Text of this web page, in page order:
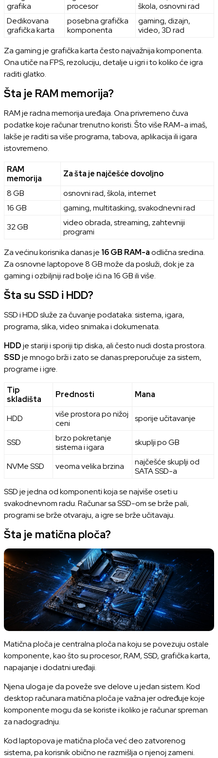
grafika
procesor
škola, osnovni rad
Dedikovana
grafička karta
posebna grafička
komponenta
gaming, dizajn,
video, 3D rad
Za gaming je grafička karta često najvažnija komponenta.
Ona utiče na FPS, rezoluciju, detalje u igri i to koliko će igra
raditi glatko.
Šta je RAM memorija?
RAM je radna memorija uređaja. Ona privremeno čuva
podatke koje računar trenutno koristi. Što više RAM-a imaš,
lakše je raditi sa više programa, tabova, aplikacija ili igara
istovremeno.
RAM
memorija
Za šta je najčešće dovoljno
8 GB
osnovni rad, škola, internet
16 GB
gaming, multitasking, svakodnevni rad
32 GB
video obrada, streaming, zahtevniji
programi
Za većinu korisnika danas je 16 GB RAM-aodlična sredina.
Za osnovne laptopove 8 GB može da posluži, dok je za
gaming i ozbiljniji rad bolje ići na 16 GB ili više.
Šta su SSD i HDD?
SSD i HDD služe za čuvanje podataka: sistema, igara,
programa, slika, video snimaka i dokumenata.
HDDje stariji i sporiji tip diska, ali često nudi dosta prostora.
SSDje mnogo brži i zato se danas preporučuje za sistem,
programe i igre.
Tip
skladišta
Prednosti Mana
HDD
više prostora po nižoj
ceni
sporije učitavanje
SSD
brzo pokretanje
sistema i igara
skuplji po GB
NVMe SSD veoma velika brzina
najčešće skuplji od
SATA SSD-a
SSD je jedna od komponenti koja se najviše oseti u
svakodnevnom radu. Računar sa SSD-om se brže pali,
programi se brže otvaraju, a igre se brže učitavaju.
Šta je matična ploča?
Matična ploča je centralna ploča na koju se povezuju ostale
komponente, kao što su procesor, RAM, SSD, grafička karta,
napajanje i dodatni uređaji.
Njena uloga je da poveže sve delove u jedan sistem. Kod
desktop računara matična ploča je važna jer određuje koje
komponente mogu da se koriste i koliko je računar spreman
za nadogradnju.
Kod laptopova je matična ploča već deo zatvorenog
sistema, pa korisnik obično ne razmišlja o njenoj zameni.